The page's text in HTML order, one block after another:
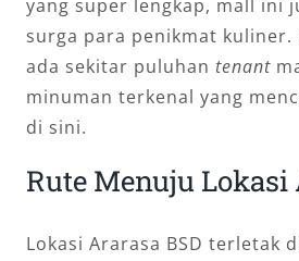
yang super lengkap, mall ini
surga para penikmat kuliner.
ada sekitar puluhan tenant
minuman terkenal yang
di sini.
Rute Menuju Lokasi
Lokasi Ararasa BSD terletak